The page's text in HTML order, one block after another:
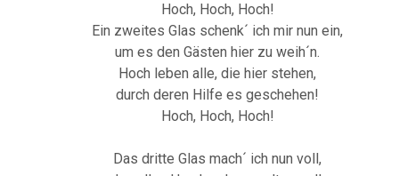
Hoch, Hoch, Hoch!
Ein zweites Glas schenk´ ich mir nun ein,
um es den Gästen hier zu weih´n.
Hoch leben alle, die hier stehen,
durch deren Hilfe es geschehen!
Hoch, Hoch, Hoch!
Das dritte Glas mach´ ich nun voll,